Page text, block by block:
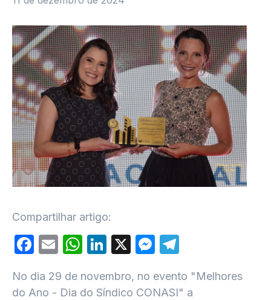
Compartilhar artigo:
Facebook
EmailWhatsApp
LinkedIn
X Messenger
No dia 29 de novembro, no evento "Melhores
do Ano - Dia do Síndico CONASI" a